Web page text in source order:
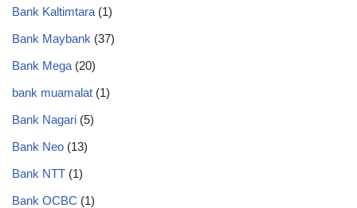
Bank Kaltimtara (1)
Bank Maybank (37)
Bank Mega (20)
bank muamalat (1)
Bank Nagari (5)
Bank Neo (13)
Bank NTT (1)
Bank OCBC (1)